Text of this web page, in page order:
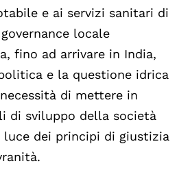
e ai servizi sanitari di
locale
fino ad arrivare in India,
e la questione idrica
di mettere in
di sviluppo della società
luce dei principi di giustizia